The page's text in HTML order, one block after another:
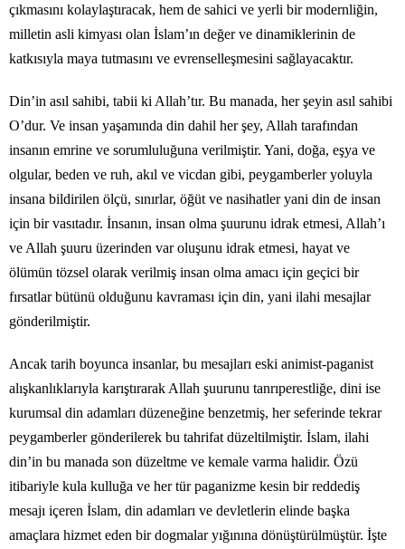
çıkmasını kolaylaştıracak, hem de sahici ve yerli bir modernliğin,
milletin asli kimyası olan İslam’ın değer ve dinamiklerinin de
katkısıyla maya tutmasını ve evrenselleşmesini sağlayacaktır.
Din’in asıl sahibi, tabii ki Allah’tır. Bu manada, her şeyin asıl sahibi
O’dur. Ve insan yaşamında din dahil her şey, Allah tarafından
insanın emrine ve sorumluluğuna verilmiştir. Yani, doğa, eşya ve
olgular, beden ve ruh, akıl ve vicdan gibi, peygamberler yoluyla
insana bildirilen ölçü, sınırlar, öğüt ve nasihatler yani din de insan
için bir vasıtadır. İnsanın, insan olma şuurunu idrak etmesi, Allah’ı
ve Allah şuuru üzerinden var oluşunu idrak etmesi, hayat ve
ölümün tözsel olarak verilmiş insan olma amacı için geçici bir
fırsatlar bütünü olduğunu kavraması için din, yani ilahi mesajlar
gönderilmiştir.
Ancak tarih boyunca insanlar, bu mesajları eski animist-paganist
alışkanlıklarıyla karıştırarak Allah şuurunu tanrıperestliğe, dini ise
kurumsal din adamları düzeneğine benzetmiş, her seferinde tekrar
peygamberler gönderilerek bu tahrifat düzeltilmiştir. İslam, ilahi
din’in bu manada son düzeltme ve kemale varma halidir. Özü
itibariyle kula kulluğa ve her tür paganizme kesin bir reddediş
mesajı içeren İslam, din adamları ve devletlerin elinde başka
amaçlara hizmet eden bir dogmalar yığınına dönüştürülmüştür. İşte